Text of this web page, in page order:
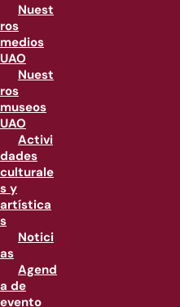
Nuest
ros
medios
UAO
Nuest
ros
museos
UAO
Activi
dades
culturale
s y
artística
s
Notici
as
Agend
a de
evento